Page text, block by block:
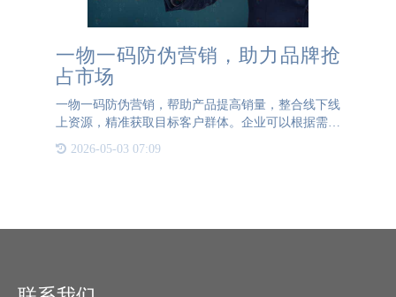
一物一码防伪营销，助力品牌抢
占市场
一物一码防伪营销，帮助产品提高销量，整合线下线
上资源，精准获取目标客户群体。企业可以根据需求
进行分析，了解消费者喜好，定制营销活动。一物一
2026-05-03 07:09